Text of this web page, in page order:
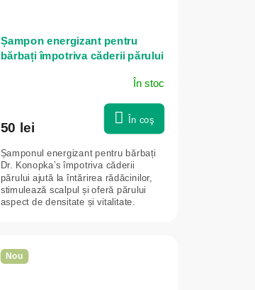
Șampon energizant pentru
bărbați împotriva căderii părului
În stoc
50 lei În coş
Șamponul energizant pentru bărbați
Dr. Konopka’s împotriva căderii
părului ajută la întărirea rădăcinilor,
stimulează scalpul și oferă părului
aspect de densitate și vitalitate.
Nou